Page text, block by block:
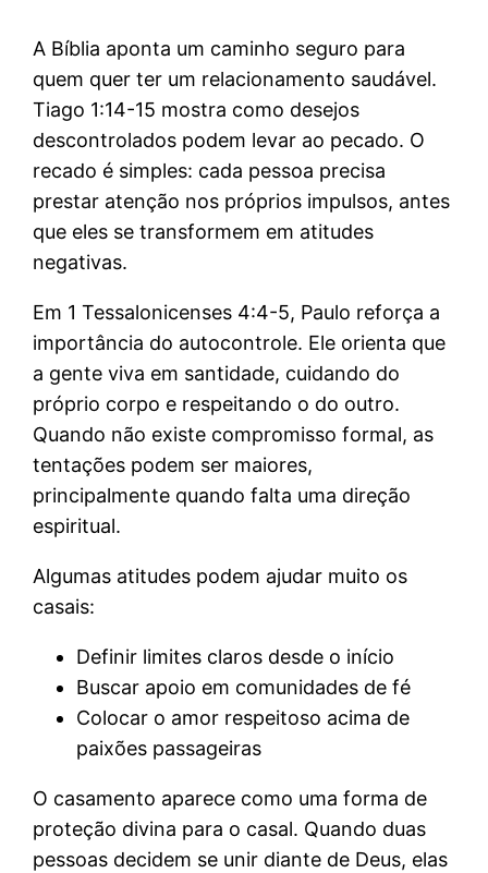
A Bíblia aponta um caminho seguro para
quem quer ter um relacionamento saudável.
Tiago 1:14-15 mostra como desejos
descontrolados podem levar ao pecado. O
recado é simples: cada pessoa precisa
prestar atenção nos próprios impulsos, antes
que eles se transformem em atitudes
negativas.
Em 1 Tessalonicenses 4:4-5, Paulo reforça a
importância do autocontrole. Ele orienta que
a gente viva em santidade, cuidando do
próprio corpo e respeitando o do outro.
Quando não existe compromisso formal, as
tentações podem ser maiores,
principalmente quando falta uma direção
espiritual.
Algumas atitudes podem ajudar muito os
casais:
Definir limites claros desde o início
Buscar apoio em comunidades de fé
Colocar o amor respeitoso acima de
paixões passageiras
O casamento aparece como uma forma de
proteção divina para o casal. Quando duas
pessoas decidem se unir diante de Deus, elas